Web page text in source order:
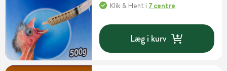
Klik & Hent i 7 centre
Læg i kurv